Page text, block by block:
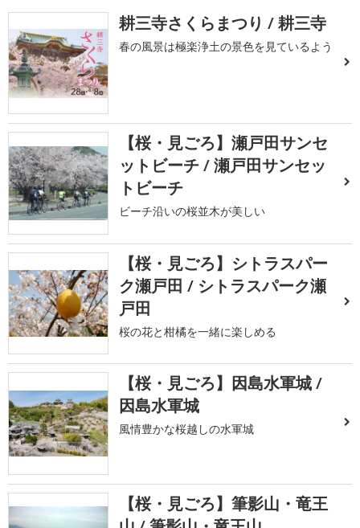
耕三寺さくらまつり / 耕三寺
春の風景は極楽浄土の景色を見ているよう
【桜・見ごろ】瀬戸田サンセ
ットビーチ / 瀬戸田サンセッ
トビーチ
ビーチ沿いの桜並木が美しい
【桜・見ごろ】シトラスパー
ク瀬戸田 / シトラスパーク瀬
戸田
桜の花と柑橘を一緒に楽しめる
【桜・見ごろ】因島水軍城 /
因島水軍城
風情豊かな桜越しの水軍城
【桜・見ごろ】筆影山・竜王